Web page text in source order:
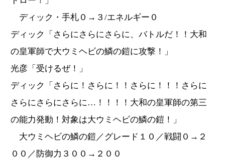
ディック・手札０→３/エネルギー０
ディック「さらにさらにさらに、バトルだ！！大和
の皇軍師で大ウミヘビの鱗の鎧に攻撃！」
光彦「受けるぜ！」
ディック「さらに！さらに！！さらに！！！さらに
さらにさらにさらに…！！！！大和の皇軍師の第三
の能力発動！対象は大ウミヘビの鱗の鎧！」
大ウミヘビの鱗の鎧／グレード１０／戦闘０→２
００／防御力３００→２００